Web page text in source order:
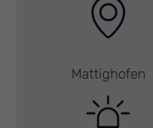
Mattighofen